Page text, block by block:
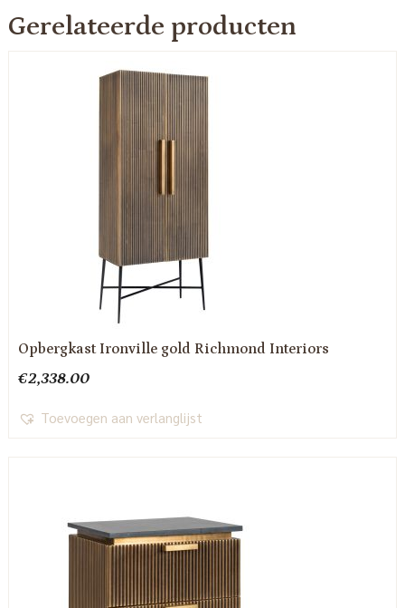
Gerelateerde producten
Opbergkast Ironville gold Richmond Interiors
€2,338.00
Toevoegen aan verlanglijst